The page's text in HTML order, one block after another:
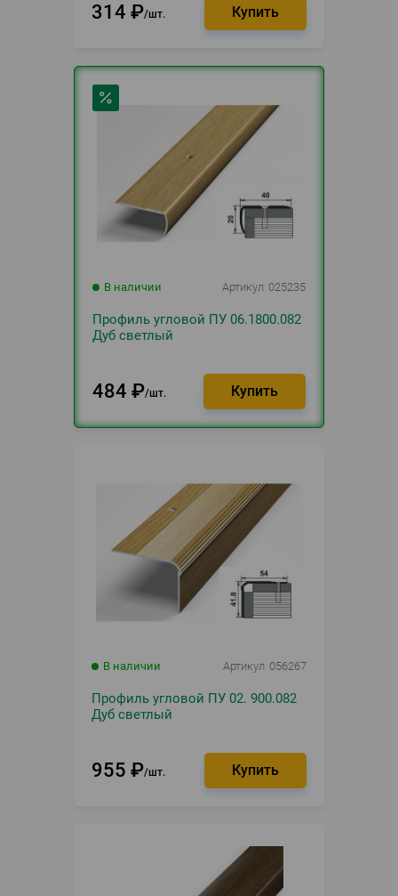
314 ₽ шт.
В наличии Артикул 025235
Профиль угловой ПУ 06.1800.082
Дуб светлый
484 ₽ шт.
В наличии Артикул 056267
Профиль угловой ПУ 02. 900.082
Дуб светлый
955 ₽ шт.